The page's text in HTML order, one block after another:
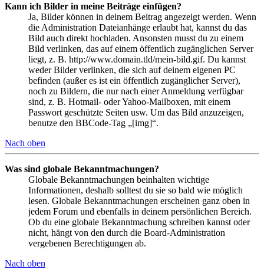
Kann ich Bilder in meine Beiträge einfügen?
Ja, Bilder können in deinem Beitrag angezeigt werden. Wenn
die Administration Dateianhänge erlaubt hat, kannst du das
Bild auch direkt hochladen. Ansonsten musst du zu einem
Bild verlinken, das auf einem öffentlich zugänglichen Server
liegt, z. B. http://www.domain.tld/mein-bild.gif. Du kannst
weder Bilder verlinken, die sich auf deinem eigenen PC
befinden (außer es ist ein öffentlich zugänglicher Server),
noch zu Bildern, die nur nach einer Anmeldung verfügbar
sind, z. B. Hotmail- oder Yahoo-Mailboxen, mit einem
Passwort geschützte Seiten usw. Um das Bild anzuzeigen,
benutze den BBCode-Tag „[img]“.
Nach oben
Was sind globale Bekanntmachungen?
Globale Bekanntmachungen beinhalten wichtige
Informationen, deshalb solltest du sie so bald wie möglich
lesen. Globale Bekanntmachungen erscheinen ganz oben in
jedem Forum und ebenfalls in deinem persönlichen Bereich.
Ob du eine globale Bekanntmachung schreiben kannst oder
nicht, hängt von den durch die Board-Administration
vergebenen Berechtigungen ab.
Nach oben